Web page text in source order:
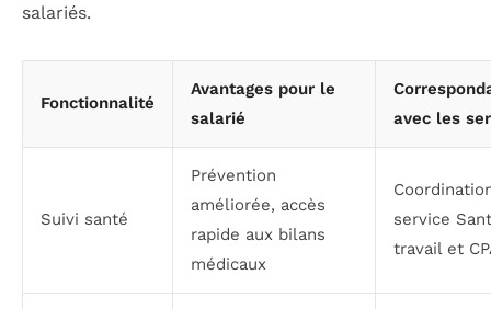
salariés.
Fonctionnalité
Avantages pour le
salarié
avec les
Suivi santé
Prévention
améliorée, accès
rapide aux bilans
médicaux
service
travail et